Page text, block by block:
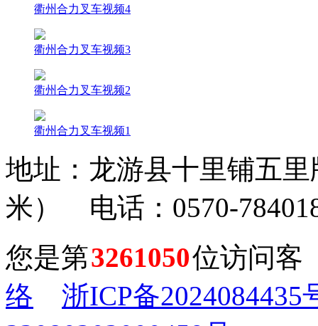
衢州合力叉车视频4
衢州合力叉车视频3
衢州合力叉车视频2
衢州合力叉车视频1
地址：龙游县十里铺五
米） 电话：0570-
您是第3261050位访问
络
浙ICP备2024084435